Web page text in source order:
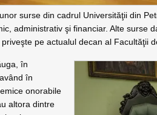
surse din cadrul Universităţii din
administrativ şi financiar. Alte surse
pe actualul decan al Facultăţii
în
în
onorabile
altora dintre